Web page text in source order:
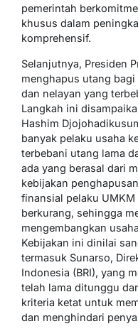
pemerintah
khusus dalam
komprehensif.
Selanjutnya, Presiden
menghapus utang
dan nelayan yang
Langkah ini
Hashim
banyak pelaku usaha
terbebani utang lama
ada yang berasal dari
kebijakan
finansial pelaku
berkurang, sehingga
mengembangkan
Kebijakan ini dinilai
termasuk Sunarso,
Indonesia (BRI), yang
telah lama ditunggu
kriteria ketat untuk
dan menghindari